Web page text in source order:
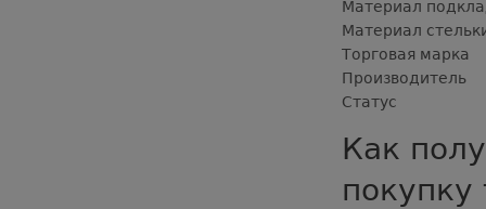
Материал
Материал
Торговая марка
Производитель
Статус
Как
покупку